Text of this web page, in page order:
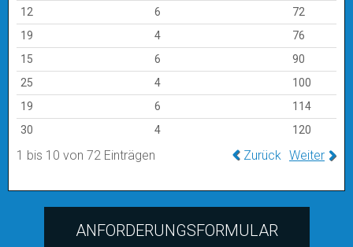
12
6
72
19
4
76
15
6
90
25
4
100
19
6
114
30
4 120
1 bis 10 von 72 Einträgen Zurück Weiter
ANFORDERUNGSFORMULAR